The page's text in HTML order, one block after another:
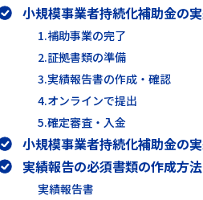
小規模事業者持続化補助金の
1.補助事業の完了
2.証拠書類の準備
3.実績報告書の作成・確認
4.オンラインで提出
5.確定審査・入金
小規模事業者持続化補助金の
実績報告の必須書類の作成方法
実績報告書